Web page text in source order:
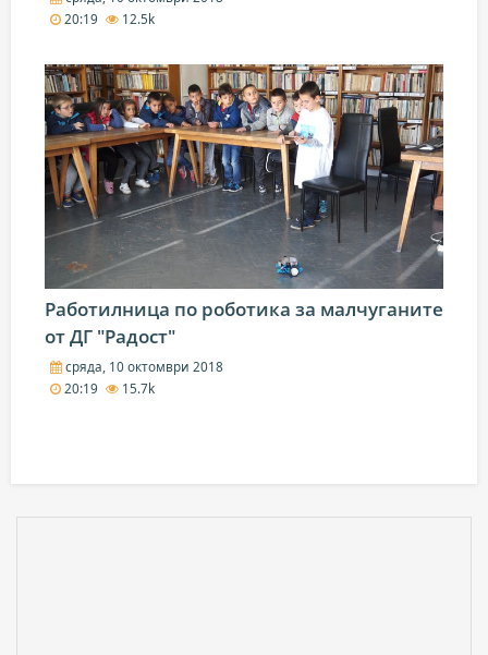
20:19
12.5k
Работилница по роботика за малчуганите
от ДГ "Радост"
сряда, 10 октомври 2018
20:19
15.7k